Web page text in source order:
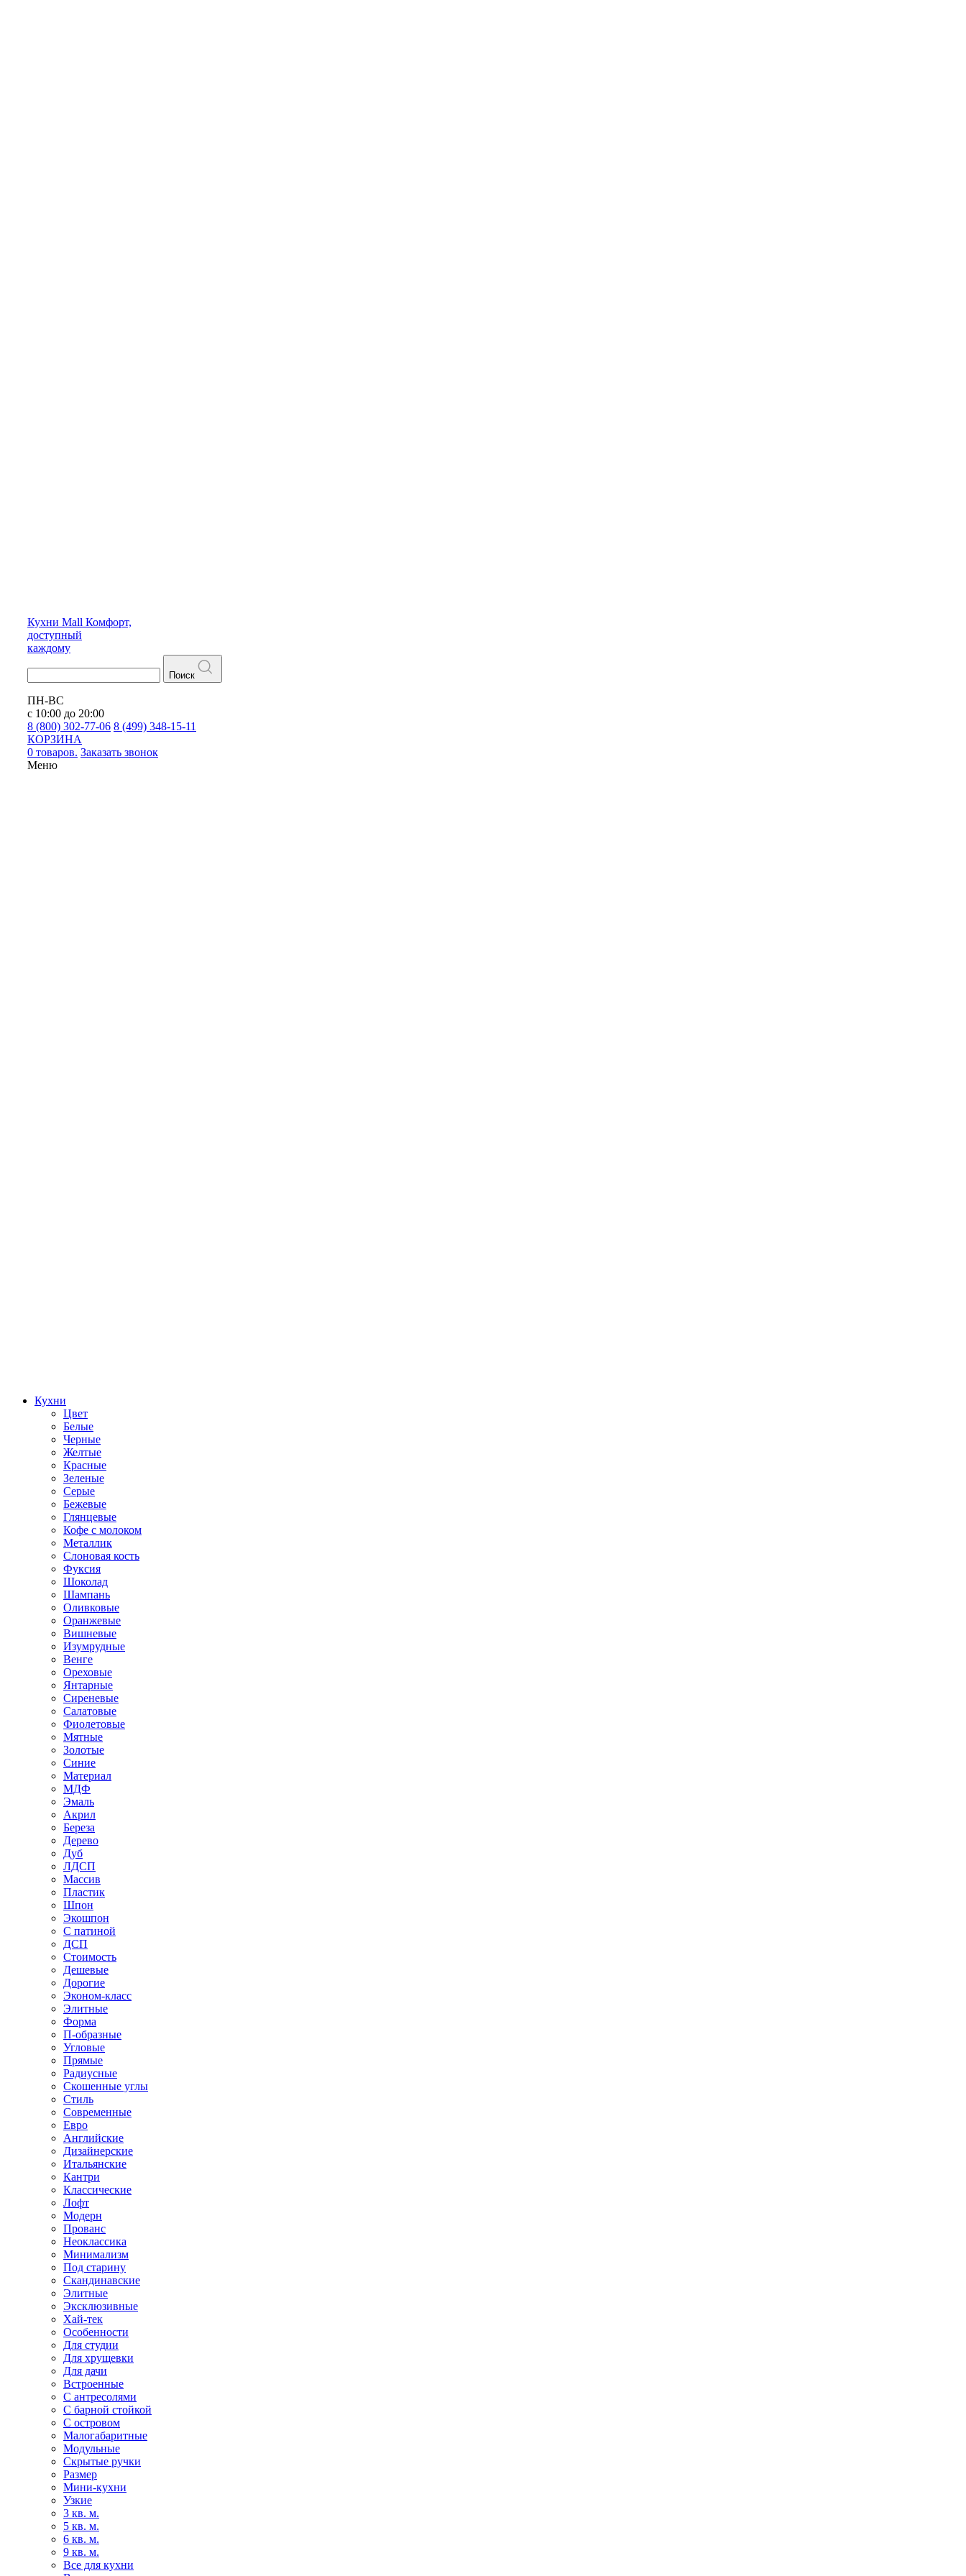
Кухни Mall Комфорт,
доступный
каждому
Поиск
ПН-ВС
с 10:00 до 20:00
8 (800) 302-77-06 8 (499) 348-15-11
КОРЗИНА
0 товаров. Заказать звонок
Меню
Кухни
Цвет
Белые
Черные
Желтые
Красные
Зеленые
Серые
Бежевые
Глянцевые
Кофе с молоком
Металлик
Слоновая кость
Фуксия
Шоколад
Шампань
Оливковые
Оранжевые
Вишневые
Изумрудные
Венге
Ореховые
Янтарные
Сиреневые
Салатовые
Фиолетовые
Мятные
Золотые
Синие
Материал
МДФ
Эмаль
Акрил
Береза
Дерево
Дуб
ЛДСП
Массив
Пластик
Шпон
Экошпон
С патиной
ДСП
Стоимость
Дешевые
Дорогие
Эконом-класс
Элитные
Форма
П-образные
Угловые
Прямые
Радиусные
Скошенные углы
Стиль
Современные
Евро
Английские
Дизайнерские
Итальянские
Кантри
Классические
Лофт
Модерн
Прованс
Неоклассика
Минимализм
Под старину
Скандинавские
Элитные
Эксклюзивные
Хай-тек
Особенности
Для студии
Для хрущевки
Для дачи
Встроенные
С антресолями
С барной стойкой
С островом
Малогабаритные
Модульные
Скрытые ручки
Размер
Мини-кухни
Узкие
3 кв. м.
5 кв. м.
6 кв. м.
9 кв. м.
Все для кухни